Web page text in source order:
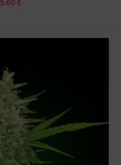
5.60 €